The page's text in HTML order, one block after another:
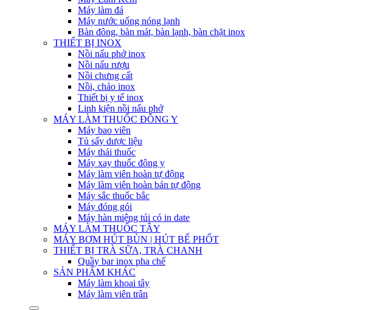
Máy làm đá
Máy nước uống nóng lạnh
Bàn đông, bàn mát, bàn lạnh, bàn chặt inox
THIẾT BỊ INOX
Nồi nấu phở inox
Nồi nấu rượu
Nồi chưng cất
Nồi, chảo inox
Thiết bị y tế inox
Linh kiện nồi nấu phở
MÁY LÀM THUỐC ĐÔNG Y
Máy bao viên
Tủ sấy dược liệu
Máy thái thuốc
Máy xay thuốc đông y
Máy làm viên hoàn tự động
Máy làm viên hoàn bán tự động
Máy sắc thuốc bắc
Máy đóng gói
Máy hàn miệng túi có in date
MÁY LÀM THUỐC TÂY
MÁY BƠM HÚT BÙN | HÚT BỂ PHỐT
THIẾT BỊ TRÀ SỮA, TRÀ CHANH
Quầy bar inox pha chế
SẢN PHẨM KHÁC
Máy làm khoai tây
Máy làm viên trân